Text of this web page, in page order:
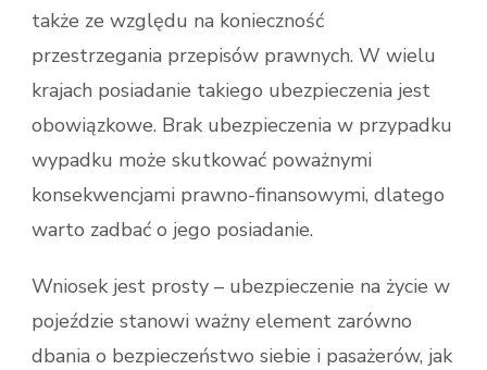
także ze względu na konieczność
przestrzegania przepisów prawnych. W wielu
krajach posiadanie takiego ubezpieczenia jest
obowiązkowe. Brak ubezpieczenia w przypadku
wypadku może skutkować poważnymi
konsekwencjami prawno-finansowymi, dlatego
warto zadbać o jego posiadanie.
Wniosek jest prosty – ubezpieczenie na życie w
pojeździe stanowi ważny element zarówno
dbania o bezpieczeństwo siebie i pasażerów, jak